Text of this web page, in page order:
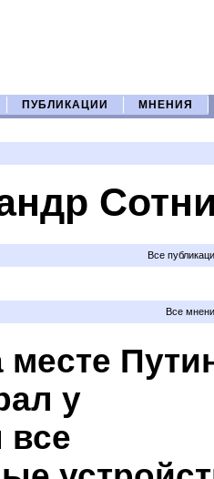
ПУБЛИКАЦИИ МНЕНИЯ
Все
Все
месте
у
все